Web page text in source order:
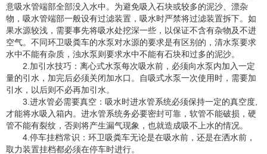
意吸水管端部全部没入水中。为避免吸入石块或较多的泥沙、漂杂
物，吸水管端部一般设有过滤装置，吸水时严禁将过滤装置拆下。如
果水源较浅，需要事先将吸水处挖深一些，以保证不含有杂物及不进
空气。不同环卫吸粪车的水泵对水源的要求是有区别的，清水泵要求
水中不能有杂质，浊水泵则要求水中不能有石块和过多的泥沙。
2.加引水技巧：离心式水泵每次吸水前，必须向水泵内加入一定
量的引水，加完后必须关闭加水口。自吸式水泵一次使用时，需要加
引水，以后则不必再加引水。
3.进水管必需要真空：吸水时进水管系统必须保持一定的真空度,
才能将水吸入箱内。进水管系统务必要密封可靠，软管不能破损，硬
管不能有裂纹，否则将产生漏气现象，也就造成吸不上水的情况。
4.停车挂档常识：环卫吸粪车无论是在吸水前，还是在洒水前，
取力装置挂档都必须在停车时进行。